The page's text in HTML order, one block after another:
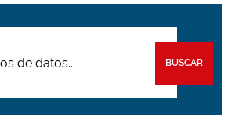
BUSCAR